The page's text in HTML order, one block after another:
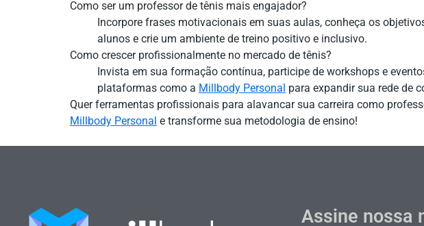
Como ser um professor de tênis mais engajador?
Incorpore frases motivacionais em suas aulas, conheça os
alunos e crie um ambiente de treino positivo e inclusivo.
Como crescer profissionalmente no mercado de tênis?
Invista em sua formação contínua, participe de workshops e
plataformas como a Millbody Personal para expandir sua rede de
Quer ferramentas profissionais para alavancar sua carreira como
Millbody Personal e transforme sua metodologia de ensino!
Assine nossa